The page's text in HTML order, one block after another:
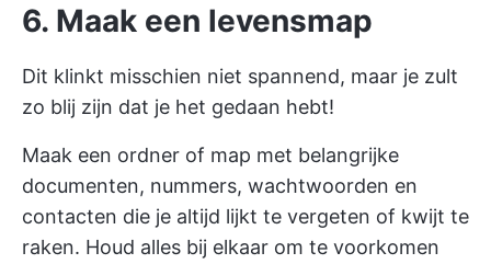
6. Maak een levensmap
Dit klinkt misschien niet spannend, maar je zult
zo blij zijn dat je het gedaan hebt!
Maak een ordner of map met belangrijke
documenten, nummers, wachtwoorden en
contacten die je altijd lijkt te vergeten of kwijt te
raken. Houd alles bij elkaar om te voorkomen